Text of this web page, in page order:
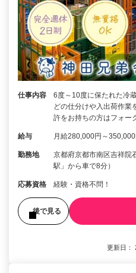
仕事内容
6度～10度に保たれた冷
どの仕分けや入出荷作業
許をお持ちの方はフォ
給与 月給280,000円～
勤務地
京都府京都市南区吉祥院
駅」から車で8分）
応募資格 経験・資格不問！
後で見る
更新日：